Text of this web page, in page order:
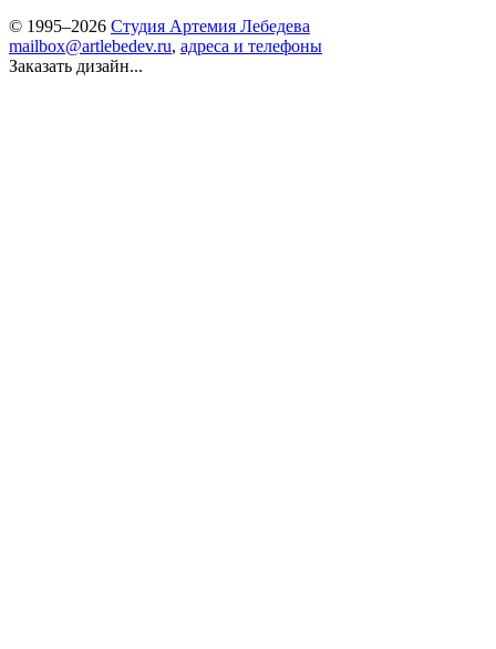
© 1995–2026 Студия Артемия Лебедева
mailbox@artlebedev.ru, адреса и телефоны
Заказать дизайн...